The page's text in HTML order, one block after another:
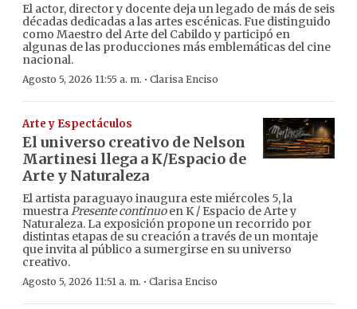
El actor, director y docente deja un legado de más de seis
décadas dedicadas a las artes escénicas. Fue distinguido
como Maestro del Arte del Cabildo y participó en
algunas de las producciones más emblemáticas del cine
nacional.
Agosto 5, 2026 11:55 a. m. · Clarisa Enciso
Arte y Espectáculos
El universo creativo de Nelson
Martinesi llega a K/Espacio de
Arte y Naturaleza
El artista paraguayo inaugura este miércoles 5, la
muestraPresente continuoen K / Espacio de Arte y
Naturaleza. La exposición propone un recorrido por
distintas etapas de su creación a través de un montaje
que invita al público a sumergirse en su universo
creativo.
Agosto 5, 2026 11:51 a. m. · Clarisa Enciso